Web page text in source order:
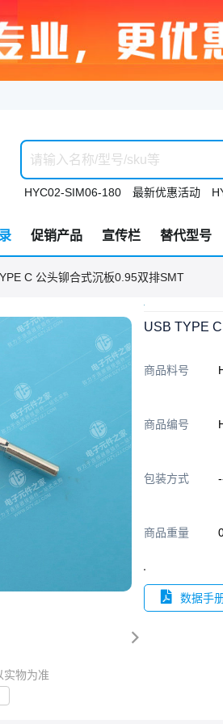
HYC02-SIM06-180 最新优惠活动
促销产品 宣传栏 替代型号
C 公头铆合式沉板0.95双排SMT

实物为准
USB TYPE
商品料号
商品编号
包装方式
商品重量
数据手